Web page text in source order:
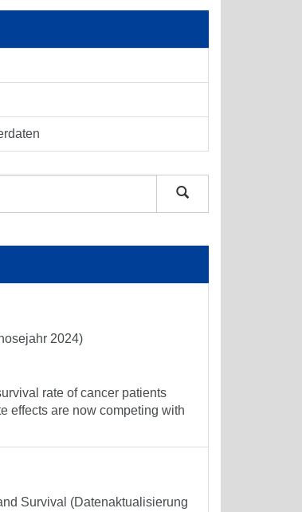
2024)
rate of cancer patients
effects are now competing with
Survival (Datenaktualisierung